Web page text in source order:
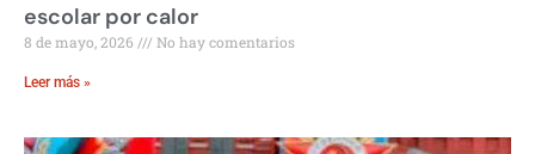
escolar por calor
8 de mayo, 2026 No hay comentarios
Leer más »